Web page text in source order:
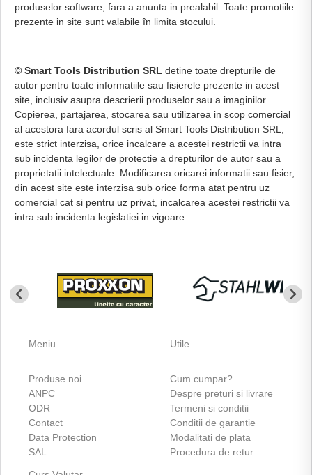
produselor software, fara a anunta in prealabil. Toate promotiile
prezente in site sunt valabile în limita stocului.
© Smart Tools Distribution SRL detine toate drepturile de
autor pentru toate informatiile sau fisierele prezente in acest
site, inclusiv asupra descrierii produselor sau a imaginilor.
Copierea, partajarea, stocarea sau utilizarea in scop comercial
al acestora fara acordul scris al Smart Tools Distribution SRL,
este strict interzisa, orice incalcare a acestei restrictii va intra
sub incidenta legilor de protectie a drepturilor de autor sau a
proprietatii intelectuale. Modificarea oricarei informatii sau fisier,
din acest site este interzisa sub orice forma atat pentru uz
comercial cat si pentru uz privat, incalcarea acestei restrictii va
intra sub incidenta legislatiei in vigoare.
Meniu
Produse noi
ANPC
ODR
Contact
Data Protection
SAL
Utile
Cum cumpar?
Despre preturi si livrare
Termeni si conditii
Conditii de garantie
Modalitati de plata
Procedura de retur